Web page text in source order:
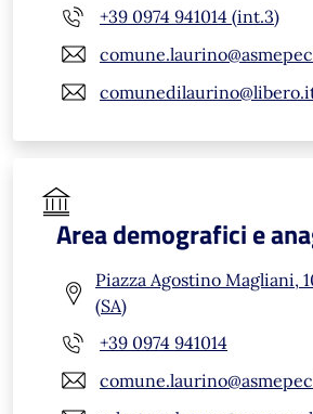
+39 0974 941014 (int.3)
Area demografici e
Piazza Agostino Magliani,
(SA)
+39 0974 941014